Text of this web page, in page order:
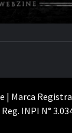
| Marca
INPI N°